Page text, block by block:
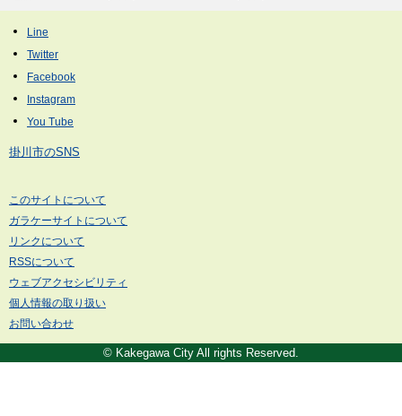
掛川市のSNS
このサイトについて
ガラケーサイトについて
リンクについて
RSSについて
ウェブアクセシビリティ
個人情報の取り扱い
お問い合わせ
© Kakegawa City All rights Reserved.